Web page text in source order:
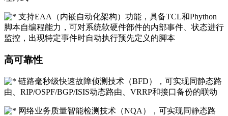
支持EAA（内嵌自动化架构）功能，具备TCL和Phython
脚本自编程能力，可对系统软硬件部件的内部事件、状态进行
监控，出现特定事件时自动执行预先定义的脚本
高可靠性
链路毫秒级快速故障侦测技术（BFD），可实现同静态路
由、RIP/OSPF/BGP/ISIS动态路由、VRRP和接口备份的联动
网络业务质量智能检测技术（NQA），可实现同静态路